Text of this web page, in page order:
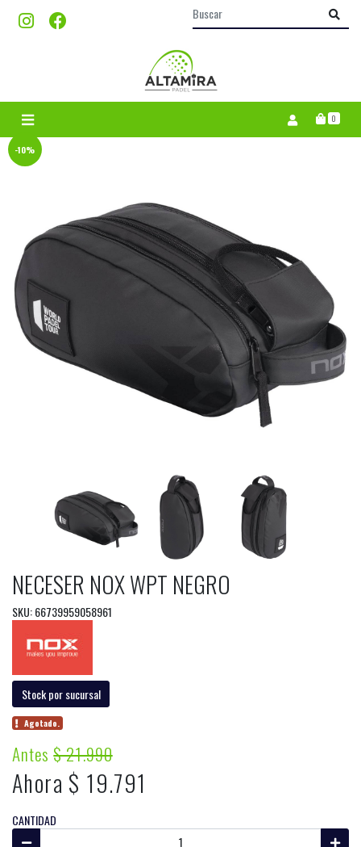
0
-10%
NECESER NOX WPT NEGRO
SKU: 66739959058961
Stock por sucursal
Agotado.
Antes$ 21.990
Ahora $ 19.791
CANTIDAD